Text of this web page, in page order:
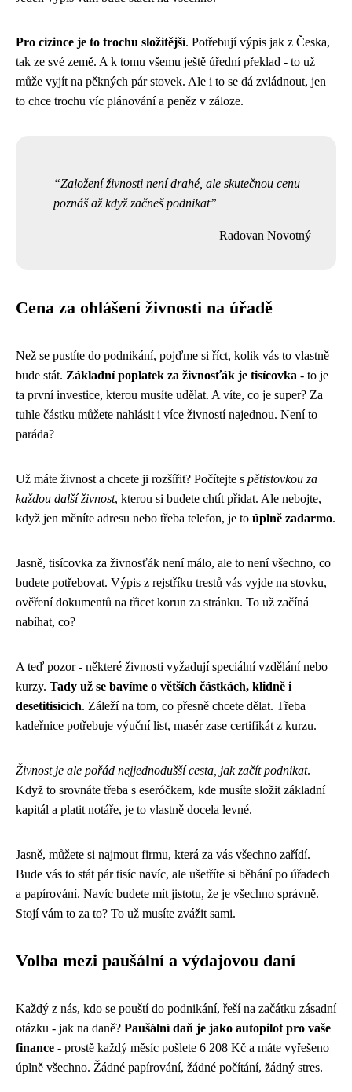
Pro cizince je to trochu složitější. Potřebují výpis jak z Česka,
tak ze své země. A k tomu všemu ještě úřední překlad - to už
může vyjít na pěkných pár stovek. Ale i to se dá zvládnout, jen
to chce trochu víc plánování a peněz v záloze.
Založení živnosti není drahé, ale skutečnou cenu
poznáš až když začneš podnikat
Radovan Novotný
Cena za ohlášení živnosti na úřadě
Než se pustíte do podnikání, pojďme si říct, kolik vás to vlastně
bude stát. Základní poplatek za živnosťák je tisícovka - to je
ta první investice, kterou musíte udělat. A víte, co je super? Za
tuhle částku můžete nahlásit i více živností najednou. Není to
paráda?
Už máte živnost a chcete ji rozšířit? Počítejte s pětistovkou za
každou další živnost, kterou si budete chtít přidat. Ale nebojte,
když jen měníte adresu nebo třeba telefon, je to úplně zadarmo.
Jasně, tisícovka za živnosťák není málo, ale to není všechno, co
budete potřebovat. Výpis z rejstříku trestů vás vyjde na stovku,
ověření dokumentů na třicet korun za stránku. To už začíná
nabíhat, co?
A teď pozor - některé živnosti vyžadují speciální vzdělání nebo
kurzy. Tady už se bavíme o větších částkách, klidně i
desetitisících. Záleží na tom, co přesně chcete dělat. Třeba
kadeřnice potřebuje výuční list, masér zase certifikát z kurzu.
Živnost je ale pořád nejjednodušší cesta, jak začít podnikat.
Když to srovnáte třeba s eseróčkem, kde musíte složit základní
kapitál a platit notáře, je to vlastně docela levné.
Jasně, můžete si najmout firmu, která za vás všechno zařídí.
Bude vás to stát pár tisíc navíc, ale ušetříte si běhání po úřadech
a papírování. Navíc budete mít jistotu, že je všechno správně.
Stojí vám to za to? To už musíte zvážit sami.
Volba mezi paušální a výdajovou daní
Každý z nás, kdo se pouští do podnikání, řeší na začátku zásadní
otázku - jak na daně? Paušální daň je jako autopilot pro vaše
finance - prostě každý měsíc pošlete 6 208 Kč a máte vyřešeno
úplně všechno. Žádné papírování, žádné počítání, žádný stres.